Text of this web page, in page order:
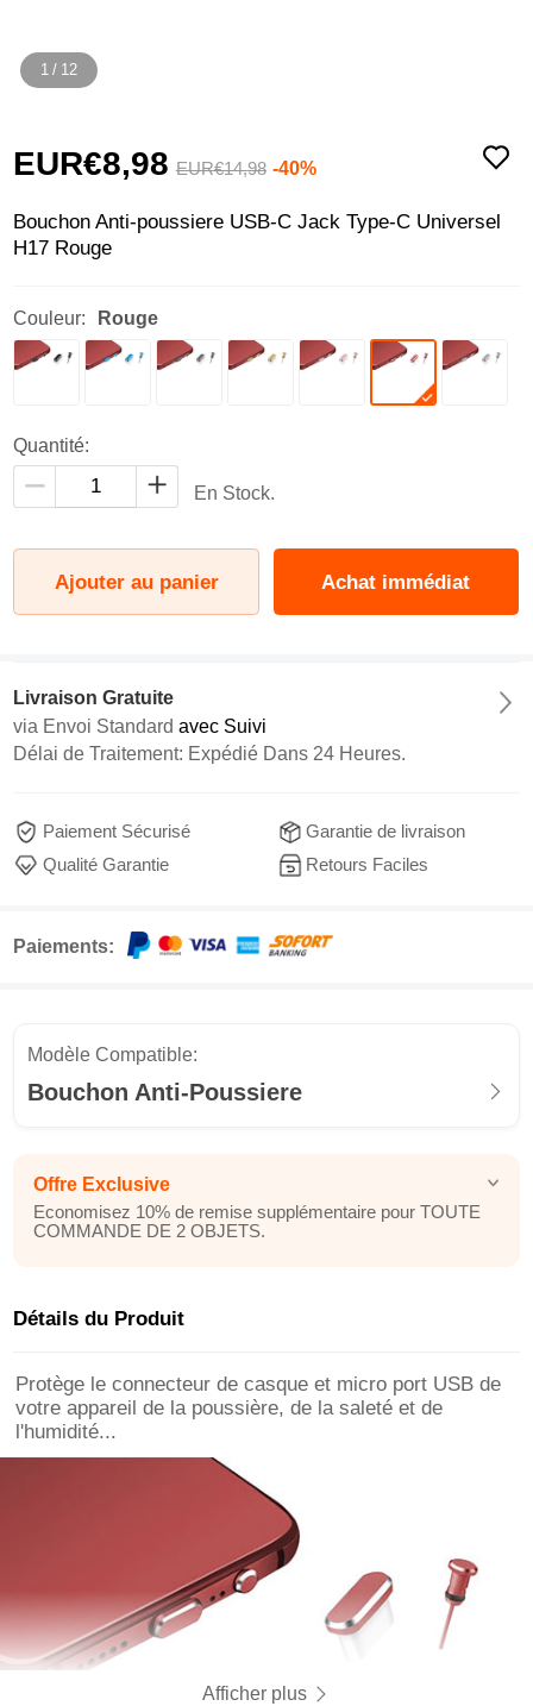
1 / 12
EUR€8,98 EUR€14,98 -40%
Bouchon Anti-poussiere USB-C Jack Type-C Universel
H17 Rouge
Couleur: Rouge
Quantité:
En Stock.
Ajouter au panier Achat immédiat
Livraison Gratuite
via Envoi Standard avec Suivi
Délai de Traitement: Expédié Dans 24 Heures.
Paiement Sécurisé
Garantie de livraison
Qualité Garantie
Retours Faciles
Paiements:
Modèle Compatible:
Bouchon Anti-Poussiere
Offre Exclusive
Economisez 10% de remise supplémentaire pour TOUTE
COMMANDE DE 2 OBJETS.
Détails du Produit
Protège le connecteur de casque et micro port USB de
votre appareil de la poussière, de la saleté et de
l'humidité...
Afficher plus